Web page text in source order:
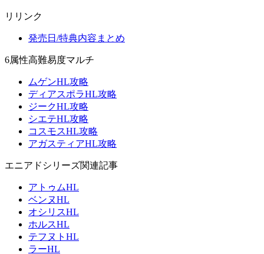
リリンク
発売日/特典内容まとめ
6属性高難易度マルチ
ムゲンHL攻略
ディアスポラHL攻略
ジークHL攻略
シエテHL攻略
コスモスHL攻略
アガスティアHL攻略
エニアドシリーズ関連記事
アトゥムHL
ベンヌHL
オシリスHL
ホルスHL
テフヌトHL
ラーHL